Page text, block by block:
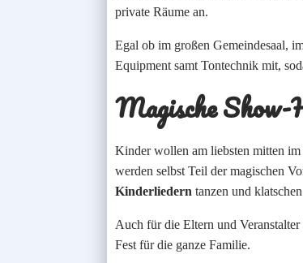
private Räume an.
Egal ob im großen Gemeindesaal,
Equipment samt Tontechnik mit,
Magische
Kinder wollen am liebsten mitten
werden selbst Teil der magischen
Kinderliedern tanzen und
Auch für die Eltern und
Fest für die ganze Familie.